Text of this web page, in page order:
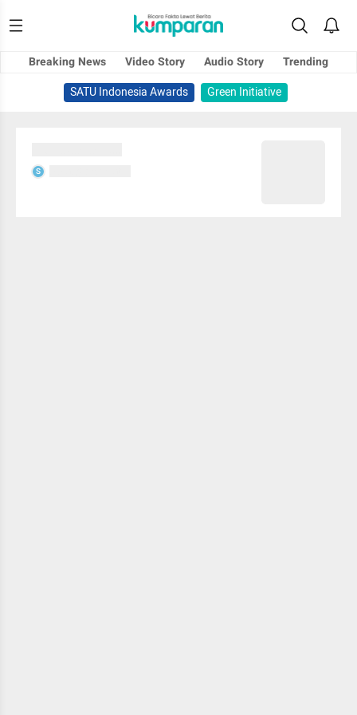
Breaking News Video Story Audio Story
Trending
SATU Indonesia Awards
Green Initiative
S